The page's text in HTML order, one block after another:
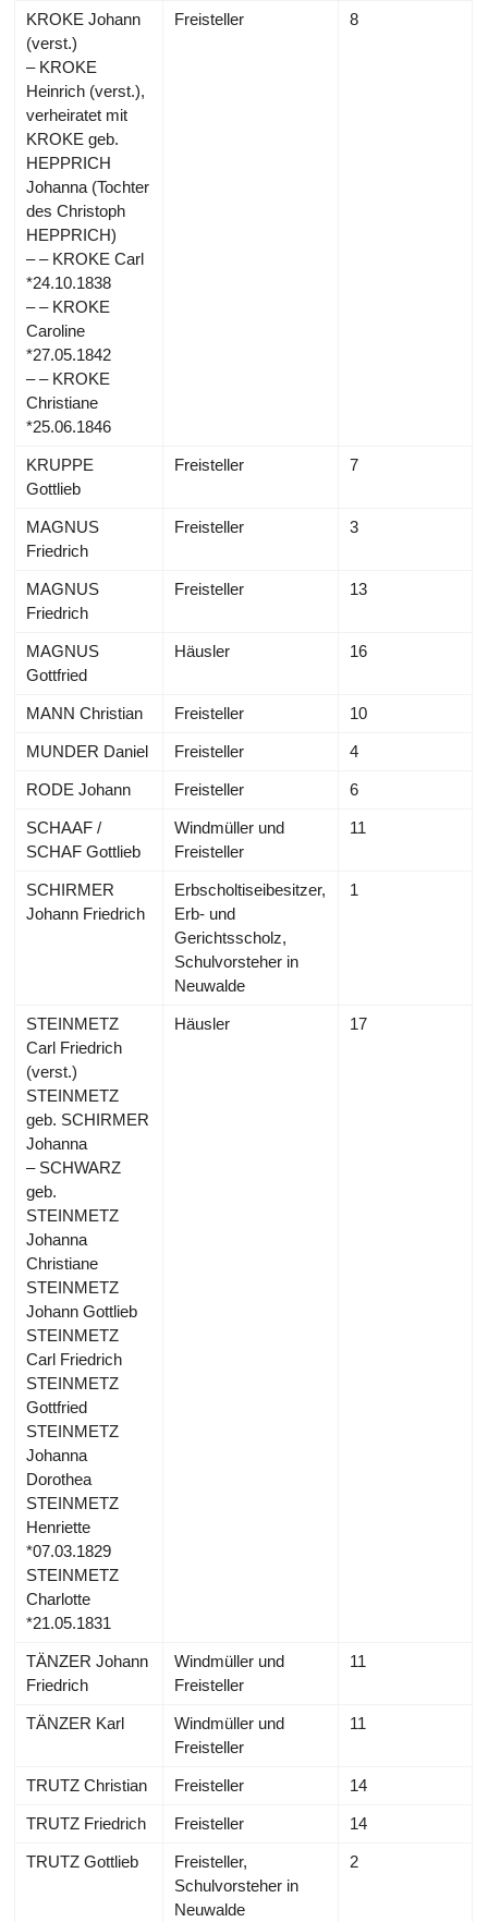
KROKE Johann
(verst.)
– KROKE
Heinrich (verst.),
verheiratet mit
KROKE geb.
HEPPRICH
Johanna (Tochter
des Christoph
HEPPRICH)
– – KROKE Carl
*24.10.1838
– – KROKE
Caroline
*27.05.1842
– – KROKE
Christiane
*25.06.1846
Freisteller 8
KRUPPE
Gottlieb
Freisteller 7
MAGNUS
Friedrich
Freisteller 3
MAGNUS
Friedrich
Freisteller 13
MAGNUS
Gottfried
Häusler 16
MANN Christian Freisteller 10
MUNDER Daniel Freisteller 4
RODE Johann Freisteller 6
SCHAAF /
SCHAF Gottlieb
Windmüller und
Freisteller
11
SCHIRMER
Johann Friedrich
Erbscholtiseibesitzer,
Erb- und
Gerichtsscholz,
Schulvorsteher in
Neuwalde
1
STEINMETZ
Carl Friedrich
(verst.)
STEINMETZ
geb. SCHIRMER
Johanna
– SCHWARZ
geb.
STEINMETZ
Johanna
Christiane
STEINMETZ
Johann Gottlieb
STEINMETZ
Carl Friedrich
STEINMETZ
Gottfried
STEINMETZ
Johanna
Dorothea
STEINMETZ
Henriette
*07.03.1829
STEINMETZ
Charlotte
*21.05.1831
Häusler 17
TÄNZER Johann
Friedrich
Windmüller und
Freisteller
11
TÄNZER Karl
Windmüller und
Freisteller
11
TRUTZ Christian Freisteller 14
TRUTZ Friedrich Freisteller 14
TRUTZ Gottlieb
Freisteller,
Schulvorsteher in
Neuwalde
2